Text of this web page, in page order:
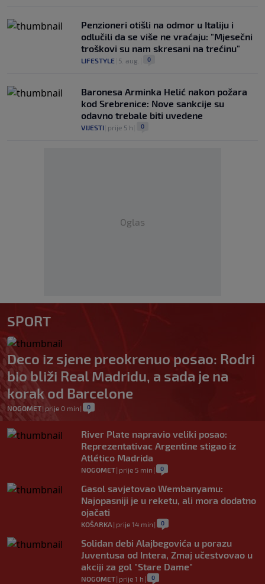
Penzioneri otišli na odmor u Italiju i
odlučili da se više ne vraćaju: "Mjesečni
troškovi su nam skresani na trećinu"
LIFESTYLE 5. aug. 0
Baronesa Arminka Helić nakon požara
kod Srebrenice: Nove sankcije su
odavno trebale biti uvedene
VIJESTI prije 5 h 0
Oglas
SPORT
Deco iz sjene preokrenuo posao: Rodri
bio bliži Real Madridu, a sada je na
korak od Barcelone
NOGOMET| prije 0 min | 0
River Plate napravio veliki posao:
Reprezentativac Argentine stigao iz
Atlético Madrida
NOGOMET| prije 5 min | 0
Gasol savjetovao Wembanyamu:
Najopasniji je u reketu, ali mora dodatno
ojačati
KOŠARKA | prije 14 min | 0
Solidan debi Alajbegovića u porazu
Juventusa od Intera, Zmaj učestvovao u
akciji za gol "Stare Dame"
NOGOMET| prije 1 h | 0